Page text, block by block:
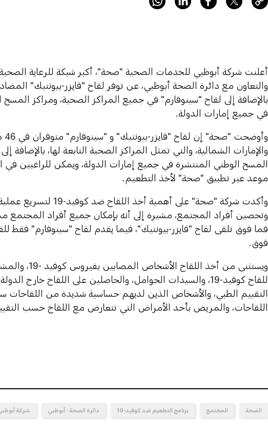
أعلنت شركة أبوظبي للخدمات الصحية "صحة"، أكبر شبكة للرعاية الصحية
بالإضافة إلى لقاح "سينوفارم" في جميع المراكز الصحية، ومراكز
في جميع إمارات الدولة.
والإمارات الشمالية، والتي تمثل المراكز الصحية التابعة لها، بالإضافة
المسح الوطني المنتشرة في جميع إمارات الدولة، ويمكن للراغبين
موعد عبر تطبيق "صحة" لأخذ التطعيم.
وأكدت شركة "صحة" على أهمية
فوق.
ويستثنى من أخذ
للقاح كوفيد-19، والسيدات الحوامل، والحاصلين على اللقاح خارج
التقييم الطبي، والأشخاص الذين لديهم حساسية شديدة من اللقاحات
اللقاحات، والمريض بأحد الأمراض التي تتعارض مع اللقاح حسب
الصحة المجتمع برنامج التطعيم ضد كوفيد-19 دائرة الصحة - أبوظبي شركة